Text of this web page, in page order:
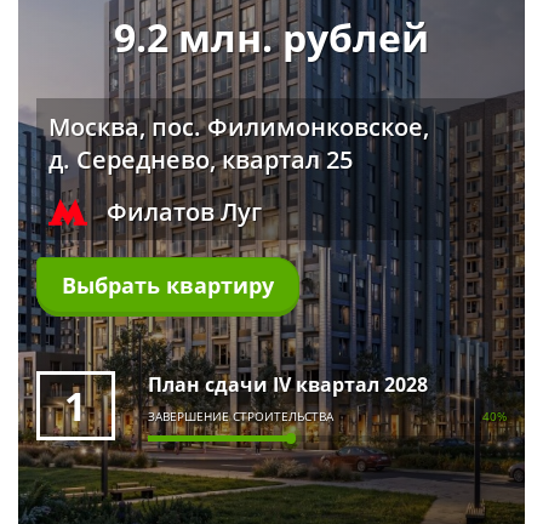
9.2 млн. рублей
Москва, пос. Филимонковское,
д. Середнево, квартал 25
Филатов Луг
Выбрать квартиру
1 План сдачи IV квартал 2028
ЗАВЕРШЕНИЕ СТРОИТЕЛЬСТВА 40%